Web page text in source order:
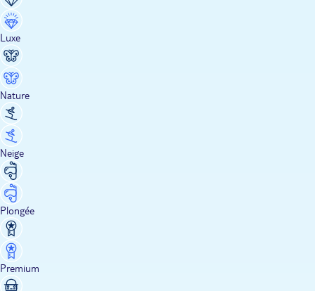
Luxe
Nature
Neige
Plongée
Premium